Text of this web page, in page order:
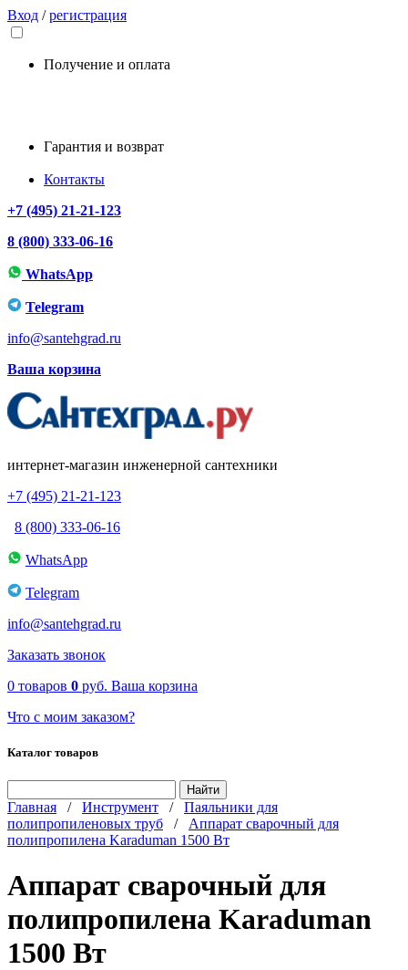
Вход /регистрация
Получение и оплата
Гарантия и возврат
Контакты
+7 (495) 21-21-123
8 (800) 333-06-16
WhatsApp
Telegram
info@santehgrad.ru
Ваша корзина
интернет-магазин инженерной сантехники
+7 (495) 21-21-123
8 (800) 333-06-16
WhatsApp
Telegram
info@santehgrad.ru
Заказать звонок
0 товаров 0 руб. Ваша корзина
Что с моим заказом?
Каталог товаров
Главная / Инструмент / Паяльники для
полипропиленовых труб / Аппарат сварочный для
полипропилена Karaduman 1500 Вт
Аппарат сварочный для
полипропилена Karaduman
1500 Вт